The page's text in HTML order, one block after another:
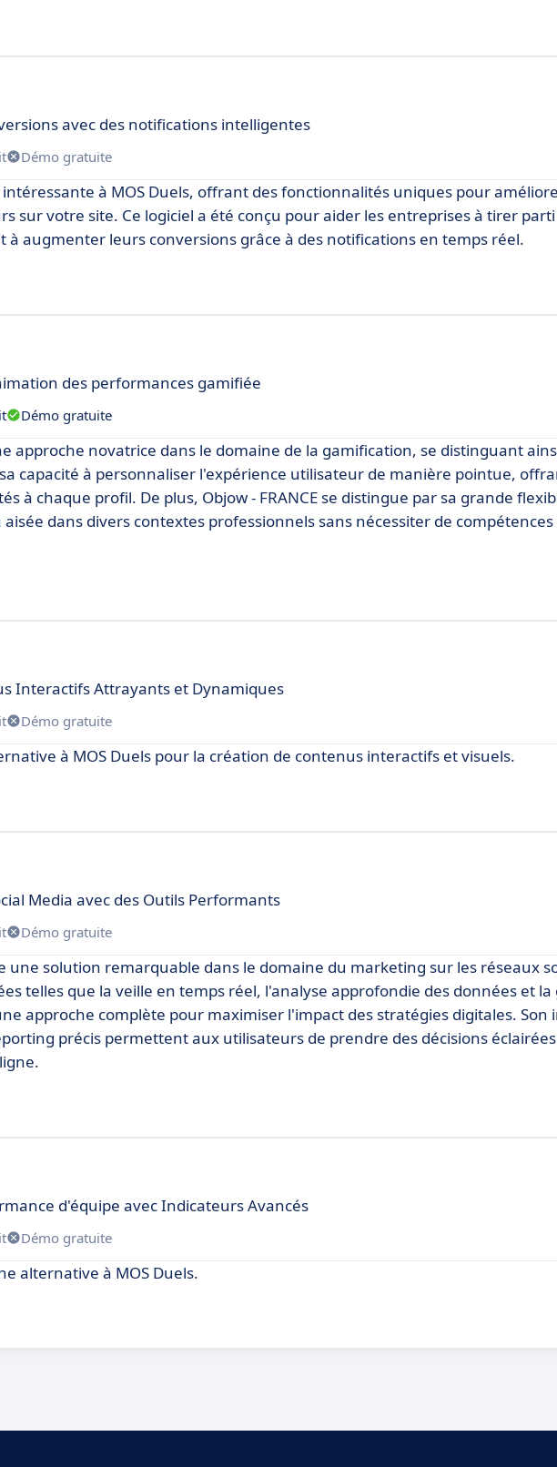
avec des notifications intelligentes
Démo gratuite
à MOS Duels, offrant des fonctionnalités uniques pour
sur votre site. Ce logiciel a été conçu pour aider les entreprises à tirer
à augmenter leurs conversions grâce à des notifications en temps réel.
des performances gamifiée
Démo gratuite
approche novatrice dans le domaine de la gamification, se distinguant
capacité à personnaliser l'expérience utilisateur de manière pointue,
à chaque profil. De plus, Objow - FRANCE se distingue par sa grande
dans divers contextes professionnels sans nécessiter de
Interactifs Attrayants et Dynamiques
Démo gratuite
à MOS Duels pour la création de contenus interactifs et visuels.
Media avec des Outils Performants
Démo gratuite
une solution remarquable dans le domaine du marketing sur les réseaux
telles que la veille en temps réel, l'analyse approfondie des données et la
approche complète pour maximiser l'impact des stratégies digitales. Son
précis permettent aux utilisateurs de prendre des décisions
d'équipe avec Indicateurs Avancés
Démo gratuite
alternative à MOS Duels.